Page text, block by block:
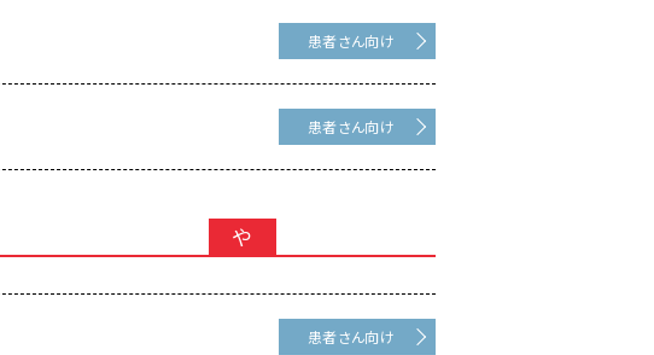
患者さん向け
患者さん向け
や
患者さん向け